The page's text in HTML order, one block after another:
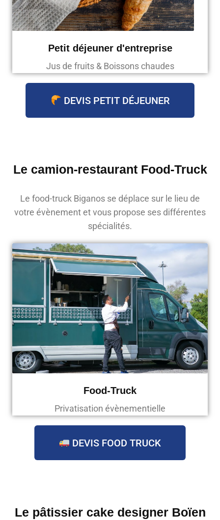
Petit déjeuner d'entreprise
Jus de fruits & Boissons chaudes
DEVIS PETIT DÉJEUNER
Le camion-restaurant Food-Truck
Le food-truck Biganos se déplace sur le lieu de
votre évènement et vous propose ses différentes
spécialités.
Food-Truck
Privatisation évènementielle
DEVIS FOOD TRUCK
Le pâtissier cake designer Boïen